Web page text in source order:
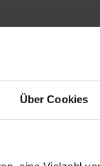
Über Cookies